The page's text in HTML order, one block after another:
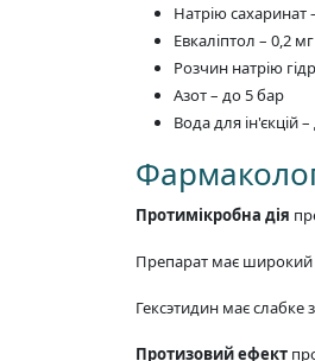
Натрію сахаринат
Евкаліптол – 0,2 мг
Розчин натрію
Азот – до 5 бар
Вода для ін'єкцій
Протимікробна дія
Препарат має широкий
Гексэтидин має
Протизовий ефект